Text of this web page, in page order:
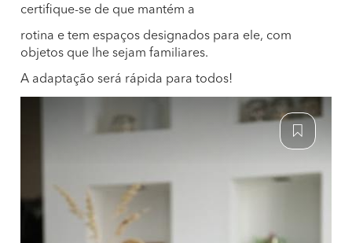
certifique-se de que mantém a
rotina e tem espaços designados para ele, com
objetos que lhe sejam familiares.
A adaptação será rápida para todos!